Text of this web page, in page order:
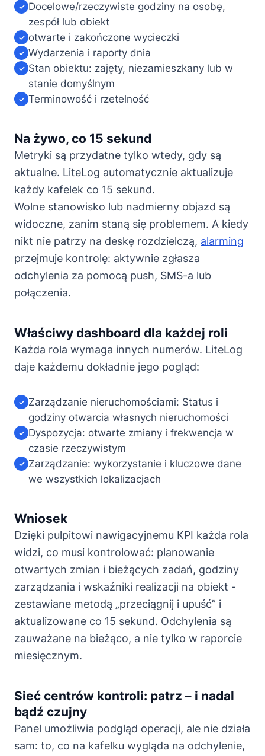
✓ Docelowe/rzeczywiste godziny na osobę,
zespół lub obiekt
✓ otwarte i zakończone wycieczki
✓ Wydarzenia i raporty dnia
✓ Stan obiektu: zajęty, niezamieszkany lub w
stanie domyślnym
✓ Terminowość i rzetelność
Na żywo, co 15 sekund
Metryki są przydatne tylko wtedy, gdy są
aktualne. LiteLog automatycznie aktualizuje
każdy kafelek co 15 sekund.
Wolne stanowisko lub nadmierny objazd są
widoczne, zanim staną się problemem. A kiedy
nikt nie patrzy na deskę rozdzielczą, alarming
przejmuje kontrolę: aktywnie zgłasza
odchylenia za pomocą push, SMS-a lub
połączenia.
Właściwy dashboard dla każdej roli
Każda rola wymaga innych numerów. LiteLog
daje każdemu dokładnie jego pogląd:
✓ Zarządzanie nieruchomościami: Status i
godziny otwarcia własnych nieruchomości
✓ Dyspozycja: otwarte zmiany i frekwencja w
czasie rzeczywistym
✓ Zarządzanie: wykorzystanie i kluczowe dane
we wszystkich lokalizacjach
Wniosek
Dzięki pulpitowi nawigacyjnemu KPI każda rola
widzi, co musi kontrolować: planowanie
otwartych zmian i bieżących zadań, godziny
zarządzania i wskaźniki realizacji na obiekt -
zestawiane metodą „przeciągnij i upuść” i
aktualizowane co 15 sekund. Odchylenia są
zauważane na bieżąco, a nie tylko w raporcie
miesięcznym.
Sieć centrów kontroli: patrz – i nadal
bądź czujny
Panel umożliwia podgląd operacji, ale nie działa
sam: to, co na kafelku wygląda na odchylenie,